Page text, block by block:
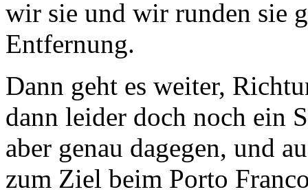
wir sie und wir runden sie
Entfernung.
Dann geht es weiter,
dann leider doch noch ein
aber genau dagegen, und
zum Ziel beim Porto